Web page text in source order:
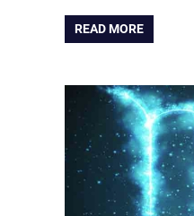
READ MORE